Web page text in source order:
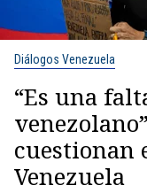
Diálogos Venezuela
“Es una
cuestionan
Venezuela